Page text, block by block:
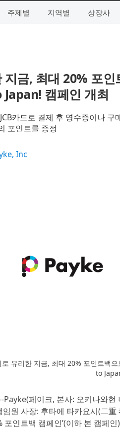
주제별 지역별 상장사
지금, 최대 20% 포
캠페인 개최
카드로 결제 후 영수증이나
포인트를 증정
Inc
로 유리한 지금, 최대 20% 포인트백
to
Payke(페이크, 본사: 오키나와현
원 사장: 후타에 타카요시(二
인트백 캠페인’(이하 본 캠페